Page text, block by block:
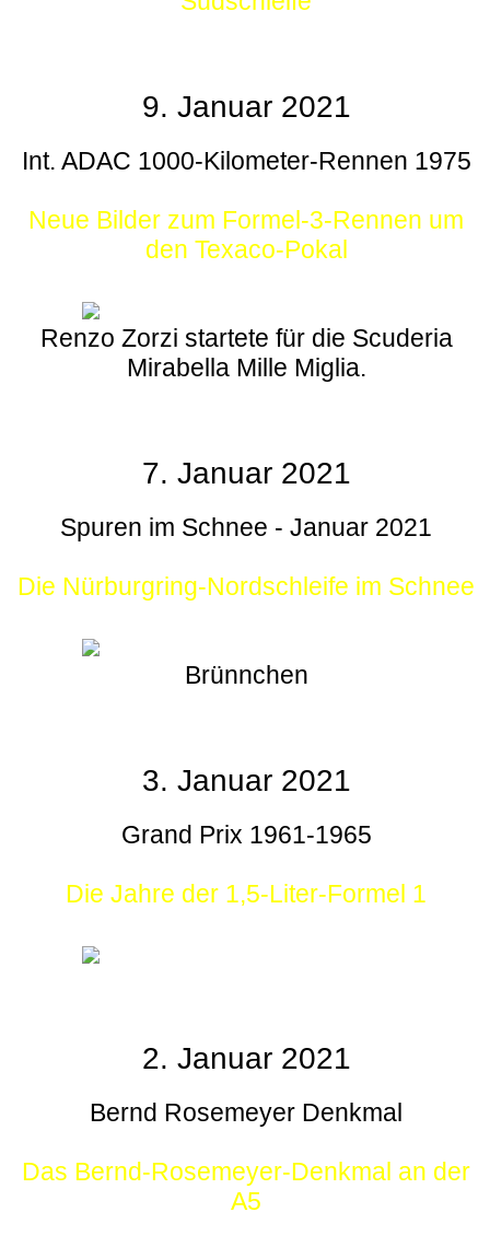
9. Januar 2021
Int. ADAC 1000-Kilometer-Rennen 1975
Neue Bilder zum Formel-3-Rennen um
den Texaco-Pokal
Renzo Zorzi startete für die Scuderia
Mirabella Mille Miglia.
7. Januar 2021
Spuren im Schnee - Januar 2021
Die Nürburgring-Nordschleife im Schnee
Brünnchen
3. Januar 2021
Grand Prix 1961-1965
Die Jahre der 1,5-Liter-Formel 1
2. Januar 2021
Bernd Rosemeyer Denkmal
Das Bernd-Rosemeyer-Denkmal an der
A5